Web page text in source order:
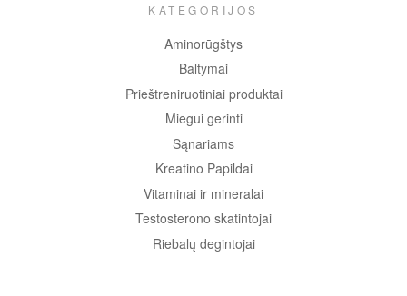
KATEGORIJOS
Aminorūgštys
Baltymai
Prieštreniruotiniai produktai
Miegui gerinti
Sąnariams
Kreatino Papildai
Vitaminai ir mineralai
Testosterono skatintojai
Riebalų degintojai